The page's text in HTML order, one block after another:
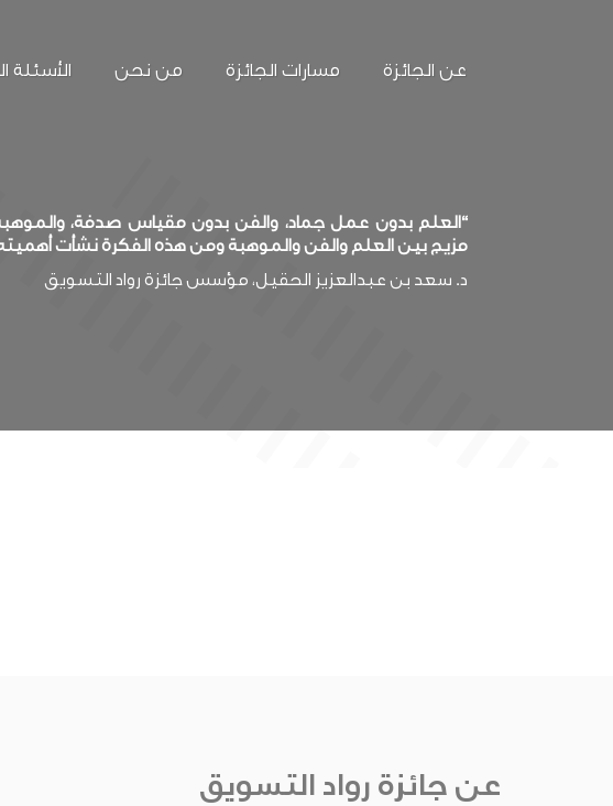
عن الجائزة مسارات الجائزة من نحن الأسئلة
“العلم بدون عمل جماد، والفن بدون مقياس صدفة،
مزيج بين العلم والفن والموهبة ومن هذه الفكرة نشأت
د. سعد بن عبدالعزيز الحقيل، مؤسس جائزة رواد التسويق
عن جائزة رواد التسويق